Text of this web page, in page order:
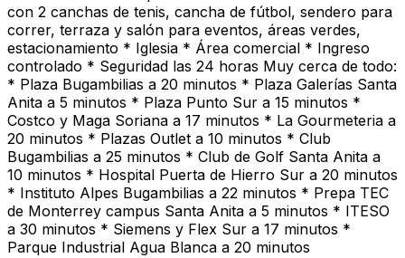
con 2 canchas de tenis, cancha de fútbol, sendero para
correr, terraza y salón para eventos, áreas verdes,
estacionamiento * Iglesia * Área comercial * Ingreso
controlado * Seguridad las 24 horas Muy cerca de todo:
* Plaza Bugambilias a 20 minutos * Plaza Galerías Santa
Anita a 5 minutos * Plaza Punto Sur a 15 minutos *
Costco y Maga Soriana a 17 minutos * La Gourmeteria a
20 minutos * Plazas Outlet a 10 minutos * Club
Bugambilias a 25 minutos * Club de Golf Santa Anita a
10 minutos * Hospital Puerta de Hierro Sur a 20 minutos
* Instituto Alpes Bugambilias a 22 minutos * Prepa TEC
de Monterrey campus Santa Anita a 5 minutos * ITESO
a 30 minutos * Siemens y Flex Sur a 17 minutos *
Parque Industrial Agua Blanca a 20 minutos